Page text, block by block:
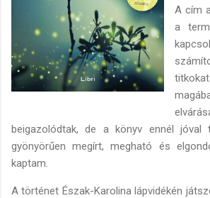
A cím
a
beigazolódtak, de a könyv ennél jóval
gyönyörűen megírt, megható és
kaptam.
A történet Észak-Karolina lápvidékén